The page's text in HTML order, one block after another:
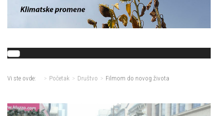
Vi ste ovde: Početak Društvo Filmom do novog života